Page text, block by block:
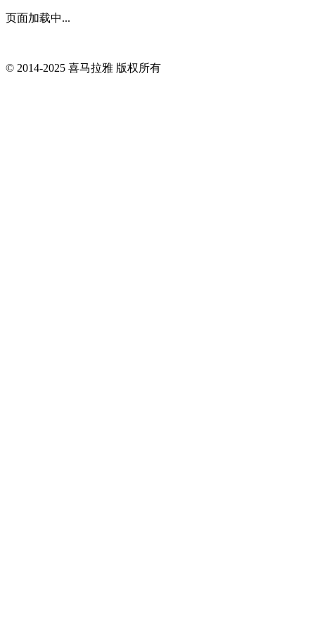
页面加载中...
© 2014-2025 喜马拉雅 版权所有